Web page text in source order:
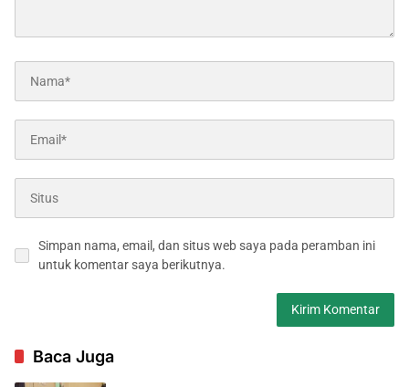
Simpan nama, email, dan situs web saya pada peramban ini
untuk komentar saya berikutnya.
Baca Juga